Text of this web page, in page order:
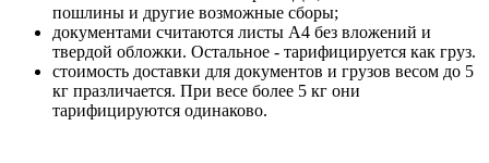
пошлины и другие возможные сборы;
документами считаются листы А4 без вложений и
твердой обложки. Остальное - тарифицируется как груз.
стоимость доставки для документов и грузов весом до 5
кг празличается. При весе более 5 кг они
тарифицируются одинаково.